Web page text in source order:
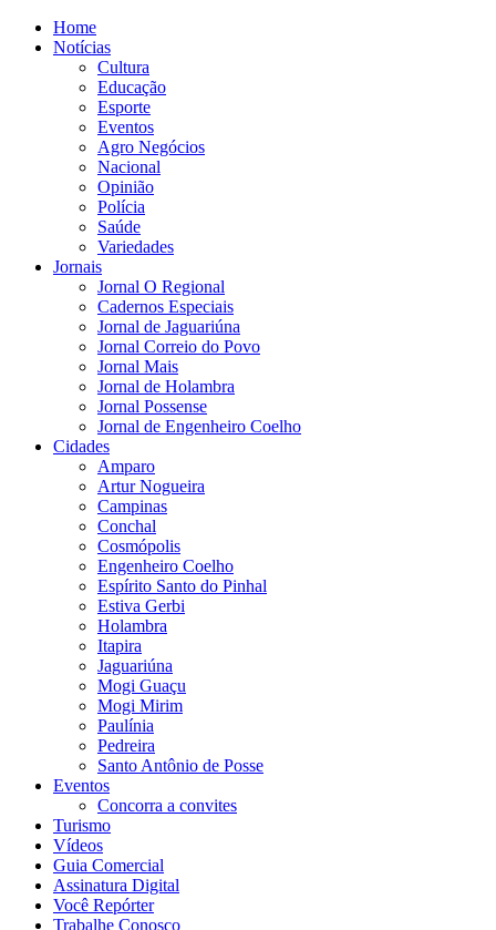
Home
Notícias
Cultura
Educação
Esporte
Eventos
Agro Negócios
Nacional
Opinião
Polícia
Saúde
Variedades
Jornais
Jornal O Regional
Cadernos Especiais
Jornal de Jaguariúna
Jornal Correio do Povo
Jornal Mais
Jornal de Holambra
Jornal Possense
Jornal de Engenheiro Coelho
Cidades
Amparo
Artur Nogueira
Campinas
Conchal
Cosmópolis
Engenheiro Coelho
Espírito Santo do Pinhal
Estiva Gerbi
Holambra
Itapira
Jaguariúna
Mogi Guaçu
Mogi Mirim
Paulínia
Pedreira
Santo Antônio de Posse
Eventos
Concorra a convites
Turismo
Vídeos
Guia Comercial
Assinatura Digital
Você Repórter
Trabalhe Conosco